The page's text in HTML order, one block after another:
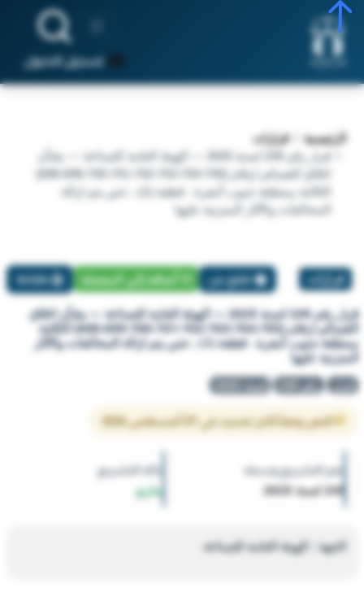
تسجيل الدخول
الرئيسية
قرارات
قرار رقم 249 لسنة 2025 — الهيئة العامة للصناعة — بشأن
الكائنة بمنطقة جنوب أمغرة - قطعة (1) ، حتي يتم ازالة
المخالفات والآثار المترتبة عليها
قرارات تبليغ عن أضافة إلي المفضلة طباعة
قرار رقم 249 لسنة 2025 — الهيئة العامة للصناعة — بشأن اغلاق
القسائم ارقام (705-704-703-702-701-700-699-698) الكائنة
بمنطقة جنوب أمغرة - قطعة (1) ، حتي يتم ازالة المخالفات والآثار
المترتبة عليها
قرار رقم 249 لسنة 2025
النص وفقاً لآخر تحديث في 07 أغسطس 2026
رقم التشريع وسنته
249 لسنة 2025
حالة التشريع
ساري
الجهة : الهيئة العامة للصناعة